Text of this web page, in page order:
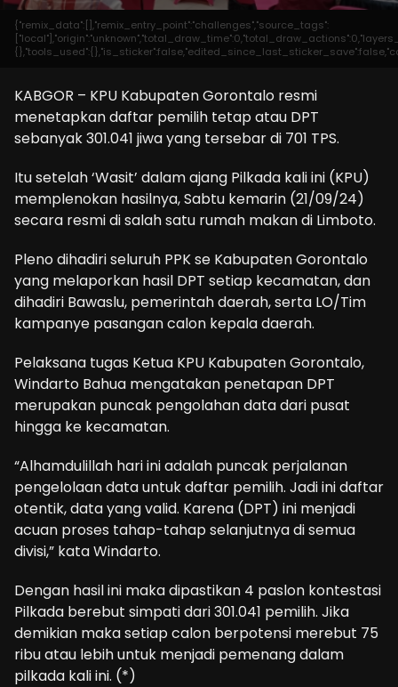
{"remix_data":[],"remix_entry_point":"challenges","source_tags":
KABGOR – KPU Kabupaten Gorontalo resmi
menetapkan daftar pemilih tetap atau DPT
sebanyak 301.041 jiwa yang tersebar di 701 TPS.
Itu setelah ‘Wasit’ dalam ajang Pilkada kali ini (KPU)
memplenokan hasilnya, Sabtu kemarin (21/09/24)
secara resmi di salah satu rumah makan di Limboto.
Pleno dihadiri seluruh PPK se Kabupaten Gorontalo
yang melaporkan hasil DPT setiap kecamatan, dan
dihadiri Bawaslu, pemerintah daerah, serta LO/Tim
kampanye pasangan calon kepala daerah.
Pelaksana tugas Ketua KPU Kabupaten Gorontalo,
Windarto Bahua mengatakan penetapan DPT
merupakan puncak pengolahan data dari pusat
hingga ke kecamatan.
“Alhamdulillah hari ini adalah puncak perjalanan
pengelolaan data untuk daftar pemilih. Jadi ini daftar
otentik, data yang valid. Karena (DPT) ini menjadi
acuan proses tahap-tahap selanjutnya di semua
divisi,” kata Windarto.
Dengan hasil ini maka dipastikan 4 paslon kontestasi
Pilkada berebut simpati dari 301.041 pemilih. Jika
demikian maka setiap calon berpotensi merebut 75
ribu atau lebih untuk menjadi pemenang dalam
pilkada kali ini. (*)